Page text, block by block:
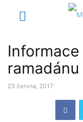
ramadánu
23 června, 2017